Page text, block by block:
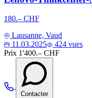
180.– CHF
Lausanne, Vaud
11.03.2025
424 vues
Prix 1'400.– CHF
Contacter